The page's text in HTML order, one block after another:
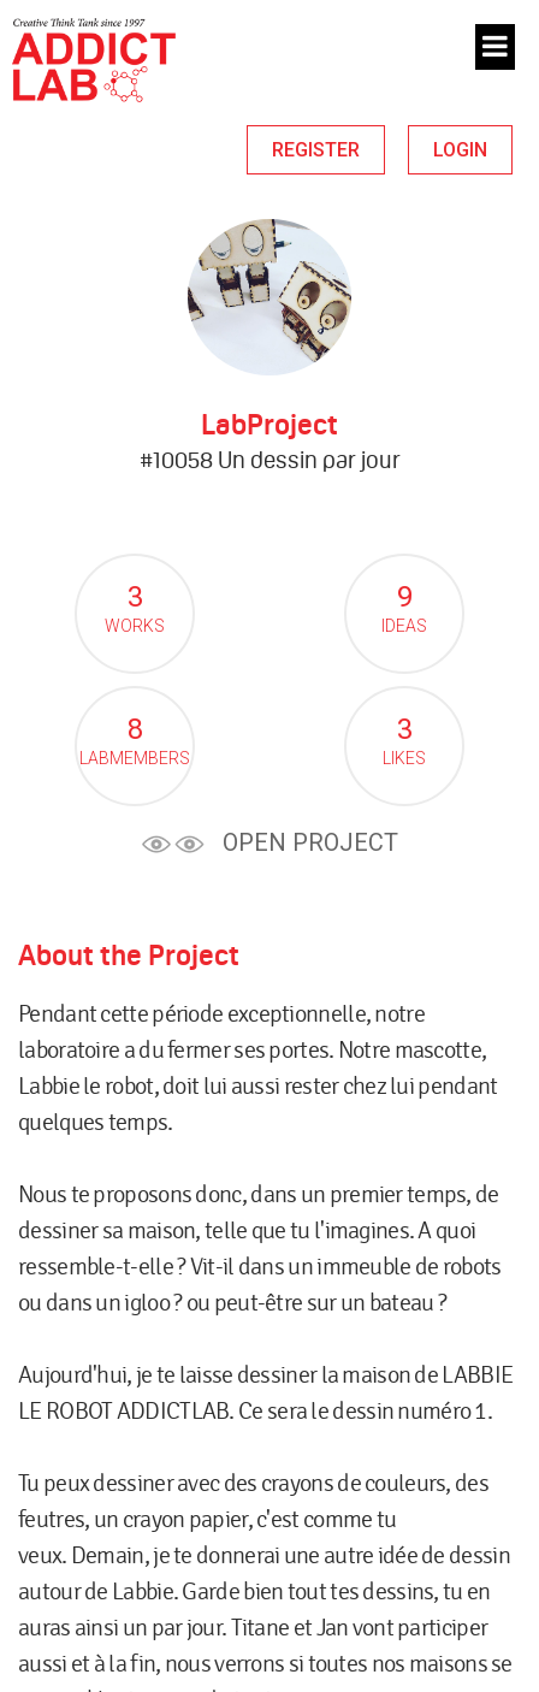
REGISTER LOGIN
LabProject
#10058 Un dessin par jour
3
WORKS
9
IDEAS
8
LABMEMBERS
3
LIKES
OPEN PROJECT
About the Project
Pendant cette période exceptionnelle, notre
laboratoire a du fermer ses portes. Notre mascotte,
Labbie le robot, doit lui aussi rester chez lui pendant
quelques temps.
Nous te proposons donc, dans un premier temps, de
dessiner sa maison, telle que tu l'imagines. A quoi
ressemble-t-elle ? Vit-il dans un immeuble de robots
ou dans un igloo ? ou peut-être sur un bateau ?
Aujourd'hui, je te laisse dessiner la maison de LABBIE
LE ROBOT ADDICTLAB. Ce sera le dessin numéro 1.
Tu peux dessiner avec des crayons de couleurs, des
feutres, un crayon papier, c'est comme tu
veux. Demain, je te donnerai une autre idée de dessin
autour de Labbie. Garde bien tout tes dessins, tu en
auras ainsi un par jour. Titane et Jan vont participer
aussi et à la fin, nous verrons si toutes nos maisons se